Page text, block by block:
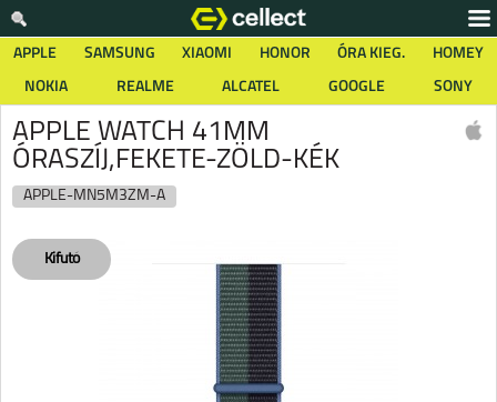
APPLE SAMSUNG XIAOMI HONOR ÓRA KIEG.
HOMEY
NOKIA
REALME ALCATEL GOOGLE SONY
APPLE WATCH 41MM
ÓRASZÍJ,FEKETE-ZÖLD-KÉK
APPLE-MN5M3ZM-A